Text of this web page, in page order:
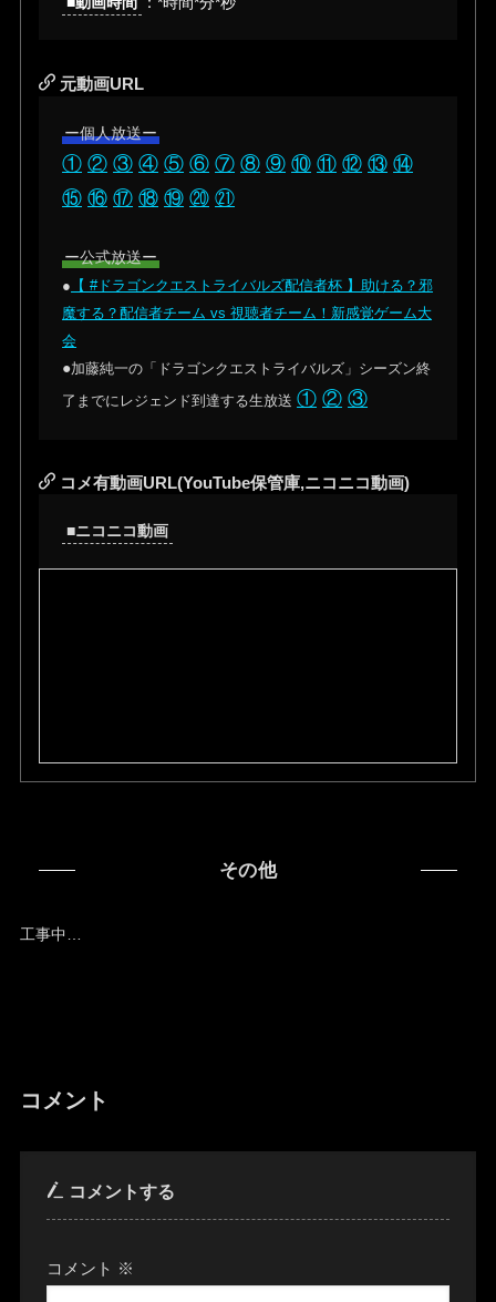
元動画URL
ー個人放送ー
① ② ③ ④ ⑤ ⑥ ⑦ ⑧ ⑨ ⑩ ⑪ ⑫ ⑬ ⑭
⑮ ⑯ ⑰ ⑱ ⑲ ⑳ ㉑
ー公式放送ー
● 【 #ドラゴンクエストライバルズ配信者杯 】助ける？邪
魔する？配信者チーム vs 視聴者チーム！新感覚ゲーム大
会
●加藤純一の「ドラゴンクエストライバルズ」シーズン終
了までにレジェンド到達する生放送 ① ② ③
コメ有動画URL(YouTube保管庫,ニコニコ動画)
■ニコニコ動画
その他
工事中…
コメント
コメントする
コメント ※